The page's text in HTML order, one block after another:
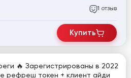
1 отзыв
Купить
🔥 Зарегистрированы в 2022
рефреш токен + клиент айди